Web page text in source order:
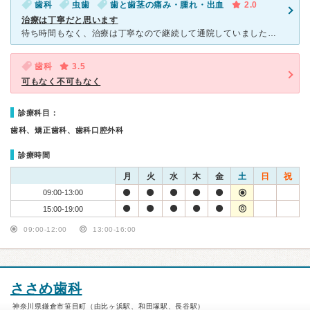
歯科 虫歯 歯と歯茎の痛み・腫れ・出血
2.0
治療は丁寧だと思います
待ち時間もなく、治療は丁寧なので継続して通院していました。ただ、被せてあった歯が痛かったので、診て頂いたのですが、一度は噛み合せの修正だけでした。痛みが取れないため、こちらから被せを取って欲しいとお願
歯科
3.5
可もなく不可もなく
診療科目：
歯科、矯正歯科、歯科口腔外科
診療時間
月 火 水 木 金 土 日 祝
09:00-13:00
15:00-19:00
09:00-12:00 13:00-16:00
ささめ歯科
神奈川県鎌倉市笹目町（由比ヶ浜駅、和田塚駅、長谷駅）